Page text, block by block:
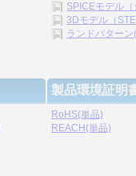
SPICEモデル
3Dモデル（
ランドパターン
製品環境証明
RoHS(単品)
REACH(単品)